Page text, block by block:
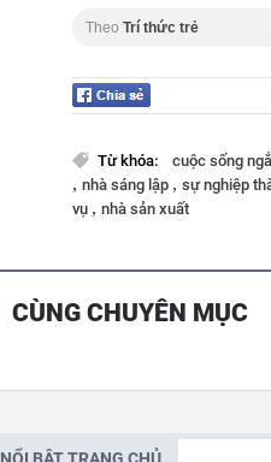
Theo Trí thức trẻ
Từ khóa: cuộc sống
, nhà sáng lập , sự nghiệp
vụ , nhà sản xuất
CÙNG CHUYÊN MỤC